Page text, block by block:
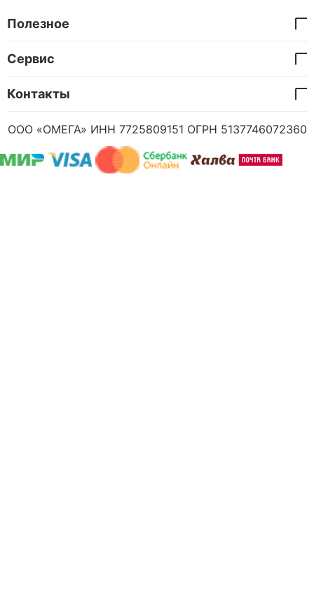
Полезное
Сервис
Контакты
ООО «ОМЕГА» ИНН 7725809151 ОГРН 5137746072360